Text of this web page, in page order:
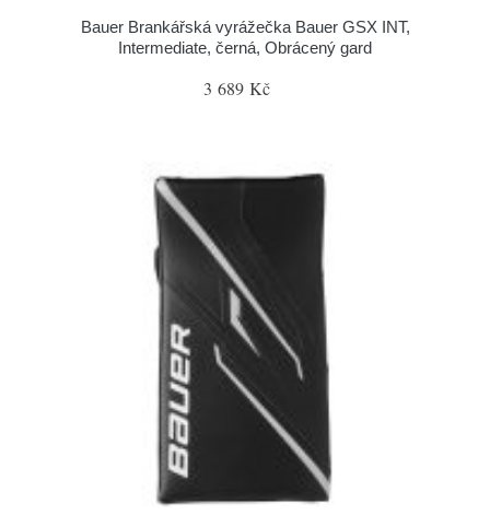
Bauer Brankářská vyrážečka Bauer GSX INT,
Intermediate, černá, Obrácený gard
3 689 Kč